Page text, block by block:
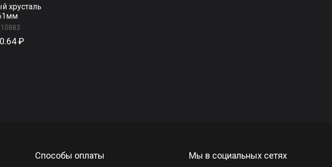
хрусталь
₽
Способы оплаты Мы в социальных сетях